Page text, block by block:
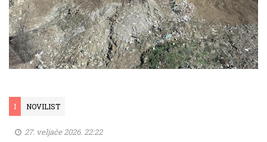
I NOVILIST
27. veljače 2026. 22:22